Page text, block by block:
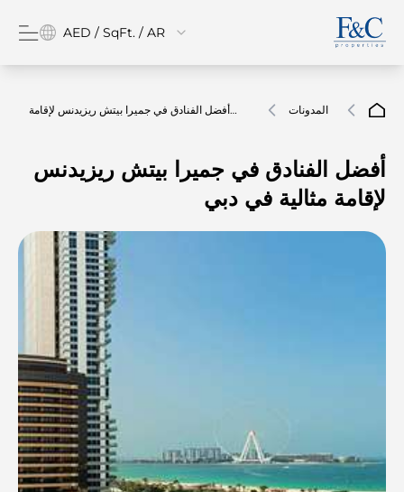
AED / SqFt. / AR
المدونات
أفضل الفنادق في جميرا بيتش ريزيدنس لإقامة
أفضل الفنادق في جميرا بيتش ريزيدنس
لإقامة مثالية في دبي